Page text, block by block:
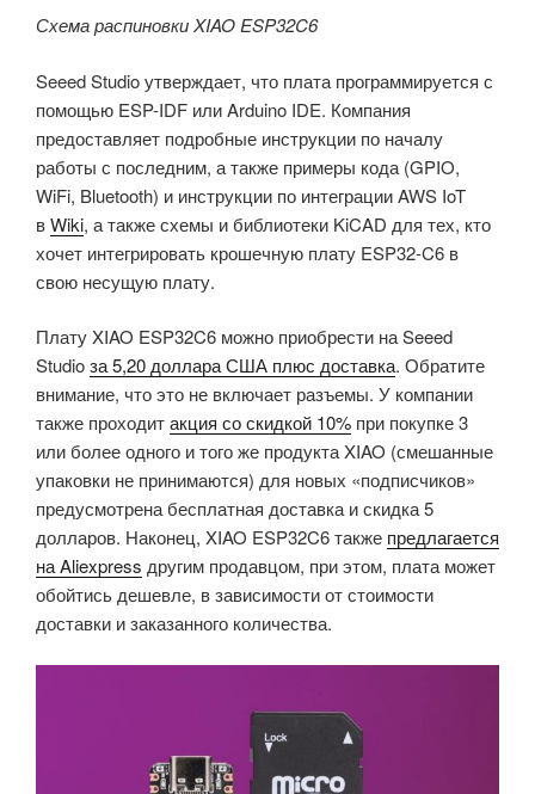
Схема распиновки XIAO ESP32C6
Seeed Studio утверждает, что плата программируется с
помощью ESP-IDF или Arduino IDE. Компания
предоставляет подробные инструкции по началу
работы с последним, а также примеры кода (GPIO,
WiFi, Bluetooth) и инструкции по интеграции AWS IoT
вWiki, а также схемы и библиотеки KiCAD для тех, кто
хочет интегрировать крошечную плату ESP32-C6 в
свою несущую плату.
Плату XIAO ESP32C6 можно приобрести на Seeed
Studioза 5,20 доллара США плюс доставка. Обратите
внимание, что это не включает разъемы. У компании
также проходитакция со скидкой 10% при покупке 3
или более одного и того же продукта XIAO (смешанные
упаковки не принимаются) для новых «подписчиков»
предусмотрена бесплатная доставка и скидка 5
долларов. Наконец, XIAO ESP32C6 также предлагается
на Aliexpress другим продавцом, при этом, плата может
обойтись дешевле, в зависимости от стоимости
доставки и заказанного количества.